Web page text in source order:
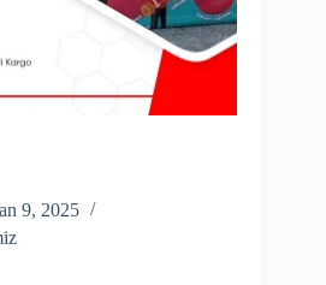
9, 2025